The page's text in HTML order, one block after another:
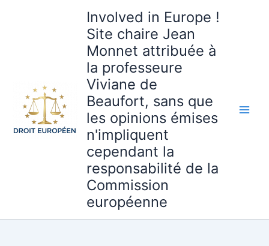
Involved in Europe !
Site chaire Jean
Monnet attribuée à
la professeure
Viviane de
Beaufort, sans que
les opinions émises
n'impliquent
cependant la
responsabilité de la
Commission
européenne